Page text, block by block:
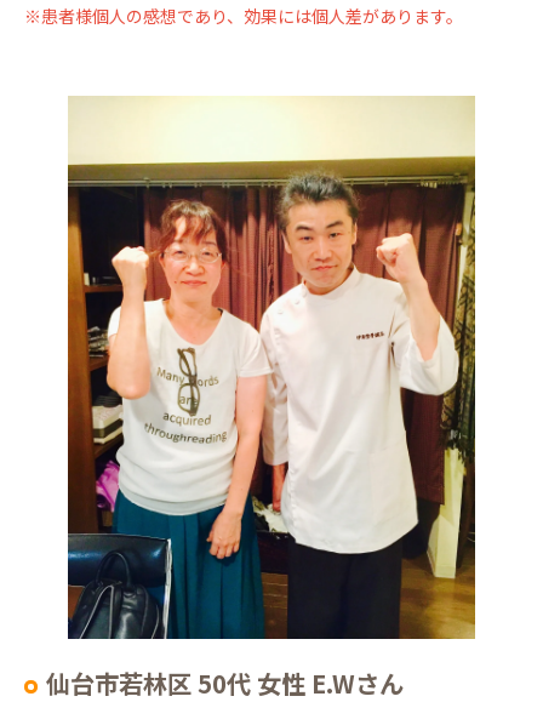
※患者様個人の感想であり、効果には個人差があります。
仙台市若林区 50代 女性 E.Wさん